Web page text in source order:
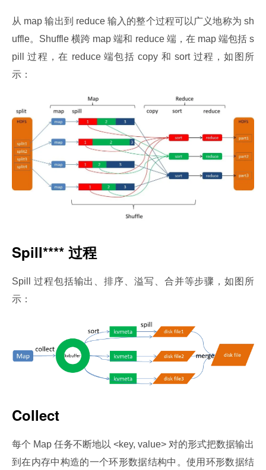
从 map 输出到 reduce 输入的整个过程可以广义地称为 sh
uffle。Shuffle 横跨 map 端和 reduce 端，在 map 端包括 s
pill 过程，在 reduce 端包括 copy 和 sort 过程，如图所
示：
Spill**** 过程
Spill 过程包括输出、排序、溢写、合并等步骤，如图所
示：
Collect
每个 Map 任务不断地以 <key, value> 对的形式把数据输出
到在内存中构造的一个环形数据结构中。使用环形数据结